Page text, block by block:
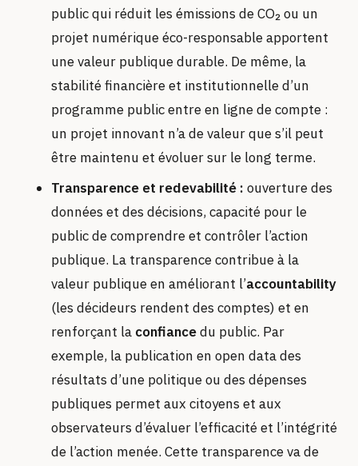
public qui réduit les émissions de CO₂ ou un
projet numérique éco-responsable apportent
une valeur publique durable. De même, la
stabilité financière et institutionnelle d’un
programme public entre en ligne de compte :
un projet innovant n’a de valeur que s’il peut
être maintenu et évoluer sur le long terme.
Transparence et redevabilité : ouverture des
données et des décisions, capacité pour le
public de comprendre et contrôler l’action
publique. La transparence contribue à la
valeur publique en améliorant l’accountability
(les décideurs rendent des comptes) et en
renforçant la confiancedu public. Par
exemple, la publication en open data des
résultats d’une politique ou des dépenses
publiques permet aux citoyens et aux
observateurs d’évaluer l’efficacité et l’intégrité
de l’action menée. Cette transparence va de